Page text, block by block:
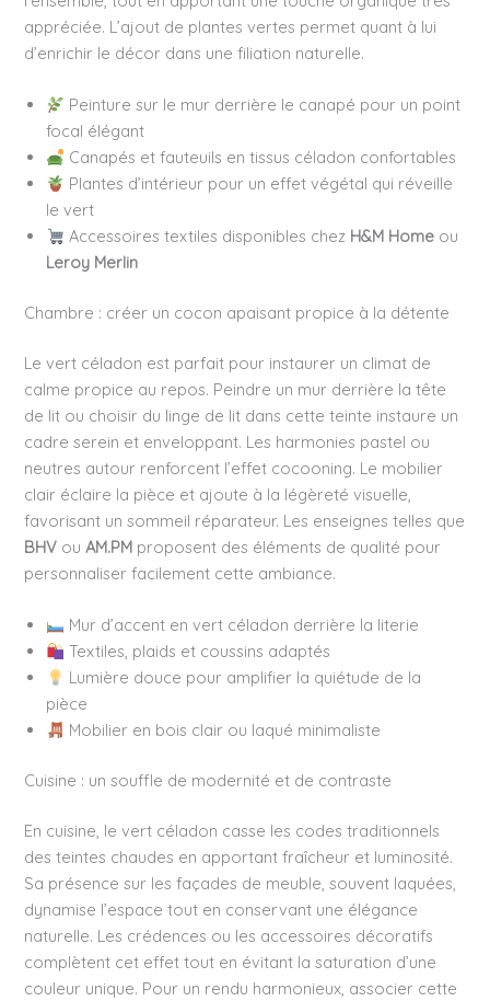
appréciée. L’ajout de plantes vertes permet quant à lui
d’enrichir le décor dans une filiation naturelle.
Peinture sur le mur derrière le canapé pour un point
focal élégant
Canapés et fauteuils en tissus céladon confortables
Plantes d’intérieur pour un effet végétal qui réveille
le vert
Accessoires textiles disponibles chez H&M Home ou
Leroy Merlin
Chambre : créer un cocon apaisant propice à la détente
Le vert céladon est parfait pour instaurer un climat de
calme propice au repos. Peindre un mur derrière la tête
de lit ou choisir du linge de lit dans cette teinte instaure un
cadre serein et enveloppant. Les harmonies pastel ou
neutres autour renforcent l’effet cocooning. Le mobilier
clair éclaire la pièce et ajoute à la légèreté visuelle,
favorisant un sommeil réparateur. Les enseignes telles que
BHV ouAM.PM proposent des éléments de qualité pour
personnaliser facilement cette ambiance.
Mur d’accent en vert céladon derrière la literie
Textiles, plaids et coussins adaptés
Lumière douce pour amplifier la quiétude de la
pièce
Mobilier en bois clair ou laqué minimaliste
Cuisine : un souffle de modernité et de contraste
En cuisine, le vert céladon casse les codes traditionnels
des teintes chaudes en apportant fraîcheur et luminosité.
Sa présence sur les façades de meuble, souvent laquées,
dynamise l’espace tout en conservant une élégance
naturelle. Les crédences ou les accessoires décoratifs
complètent cet effet tout en évitant la saturation d’une
couleur unique. Pour un rendu harmonieux, associer cette